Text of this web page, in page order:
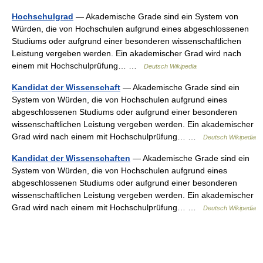
Hochschulgrad — Akademische Grade sind ein System von
Würden, die von Hochschulen aufgrund eines abgeschlossenen
Studiums oder aufgrund einer besonderen wissenschaftlichen
Leistung vergeben werden. Ein akademischer Grad wird nach
einem mit Hochschulprüfung… …
Deutsch Wikipedia
Kandidat der Wissenschaft — Akademische Grade sind ein
System von Würden, die von Hochschulen aufgrund eines
abgeschlossenen Studiums oder aufgrund einer besonderen
wissenschaftlichen Leistung vergeben werden. Ein akademischer
Grad wird nach einem mit Hochschulprüfung… …
Deutsch Wikipedia
Kandidat der Wissenschaften — Akademische Grade sind ein
System von Würden, die von Hochschulen aufgrund eines
abgeschlossenen Studiums oder aufgrund einer besonderen
wissenschaftlichen Leistung vergeben werden. Ein akademischer
Grad wird nach einem mit Hochschulprüfung… …
Deutsch Wikipedia